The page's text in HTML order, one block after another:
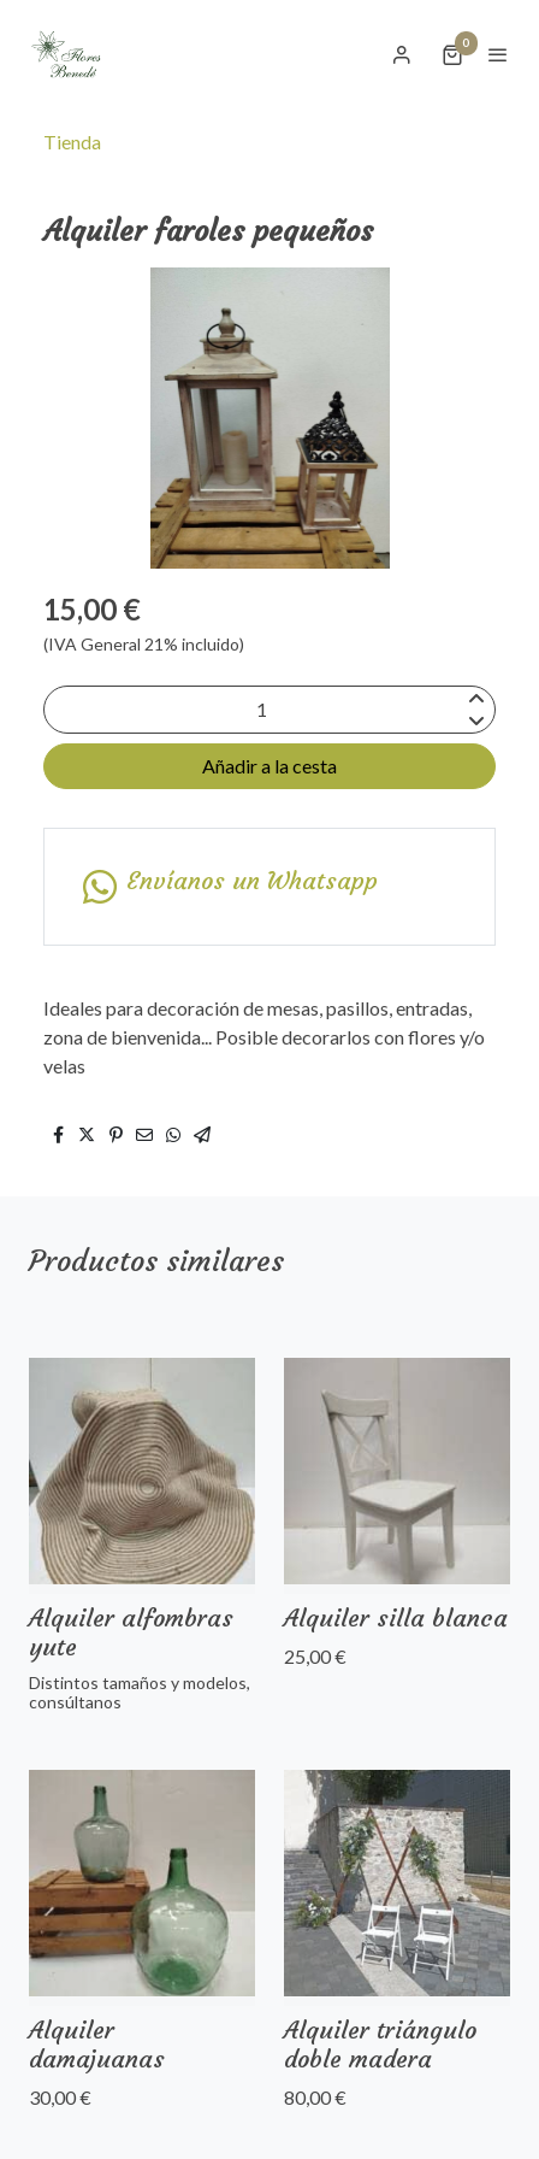
0
Tienda
Alquiler faroles pequeños
15,00 €
(IVA General 21% incluido)
Añadir a la cesta
Envíanos un Whatsapp
Ideales para decoración de mesas, pasillos, entradas,
zona de bienvenida... Posible decorarlos con flores y/o
velas
Productos similares
Alquiler alfombras
yute
Distintos tamaños y modelos,
consúltanos
Alquiler silla blanca
25,00 €
Alquiler
damajuanas
30,00 €
Alquiler triángulo
doble madera
80,00 €